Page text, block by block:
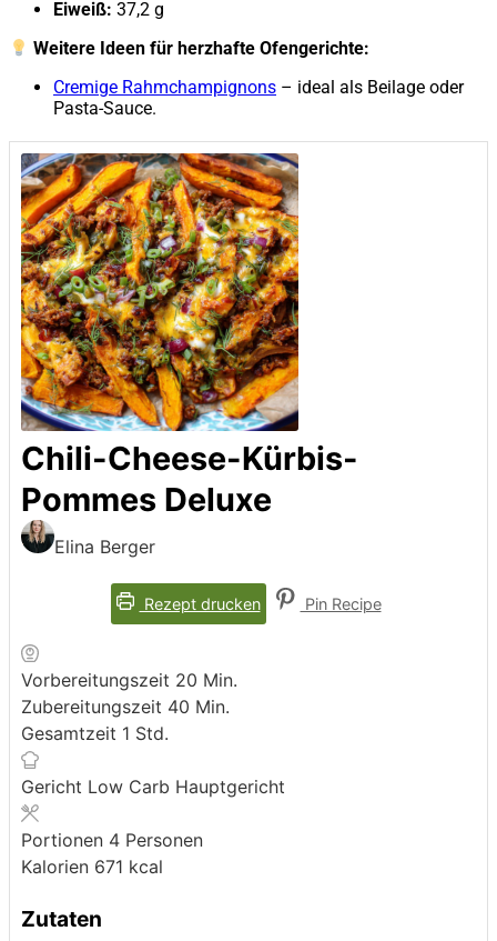
Eiweiß: 37,2 g
Weitere Ideen für herzhafte Ofengerichte:
Cremige Rahmchampignons – ideal als Beilage oder
Pasta-Sauce.
Chili-Cheese-Kürbis-
Pommes Deluxe
Elina Berger
Rezept drucken Pin Recipe
Vorbereitungszeit 20 Minuten
Min.
Zubereitungszeit 40 Minuten
Min.
Gesamtzeit 1 Stunde
Std.
Gericht Low Carb Hauptgericht
Portionen 4 Personen
Kalorien 671 kcal
Zutaten